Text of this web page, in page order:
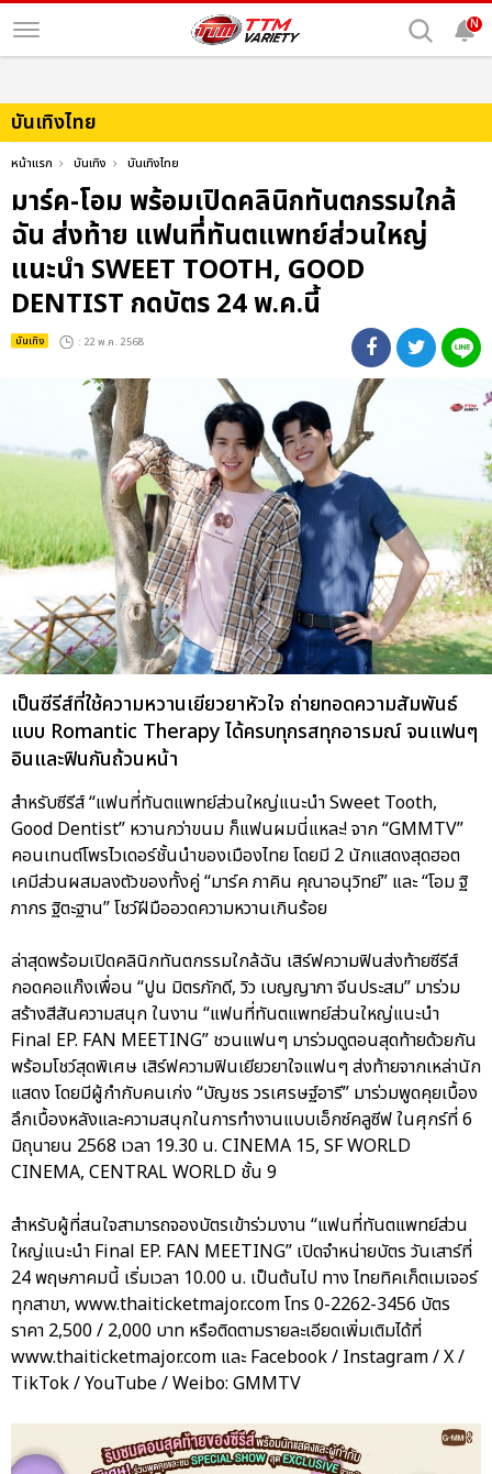
N
บันเทิงไทย
หน้าแรก บันเทิง บันเทิงไทย
มาร์ค-โอม พร้อมเปิดคลินิกทันตกรรมใกล้
ฉัน ส่งท้าย แฟนที่ทันตแพทย์ส่วนใหญ่
แนะนำ SWEET TOOTH, GOOD
DENTIST กดบัตร 24 พ.ค.นี้
บันเทิง : 22 พ.ค. 2568
เป็นซีรีส์ที่ใช้ความหวานเยียวยาหัวใจ ถ่ายทอดความสัมพันธ์
แบบ Romantic Therapy ได้ครบทุกรสทุกอารมณ์ จนแฟนๆ
อินและฟินกันถ้วนหน้า
สำหรับซีรีส์ “แฟนที่ทันตแพทย์ส่วนใหญ่แนะนำ Sweet Tooth,
Good Dentist” หวานกว่าขนม ก็แฟนผมนี่แหละ! จาก “GMMTV”
คอนเทนต์โพรไวเดอร์ชั้นนำของเมืองไทย โดยมี 2 นักแสดงสุดฮอต
เคมีส่วนผสมลงตัวของทั้งคู่ “มาร์ค ภาคิน คุณาอนุวิทย์” และ “โอม ฐิ
ภากร ฐิตะฐาน” โชว์ฝีมืออวดความหวานเกินร้อย
ล่าสุดพร้อมเปิดคลินิกทันตกรรมใกล้ฉัน เสิร์ฟความฟินส่งท้ายซีรีส์
กอดคอแก๊งเพื่อน “ปูน มิตรภักดี, วิว เบญญาภา จีนประสม” มาร่วม
สร้างสีสันความสนุก ในงาน “แฟนที่ทันตแพทย์ส่วนใหญ่แนะนำ
Final EP. FAN MEETING” ชวนแฟนๆ มาร่วมดูตอนสุดท้ายด้วยกัน
พร้อมโชว์สุดพิเศษ เสิร์ฟความฟินเยียวยาใจแฟนๆ ส่งท้ายจากเหล่านัก
แสดง โดยมีผู้กำกับคนเก่ง “บัญชร วรเศรษฐ์อารี” มาร่วมพูดคุยเบื้อง
ลึกเบื้องหลังและความสนุกในการทำงานแบบเอ็กซ์คลูซีฟ ในศุกร์ที่ 6
มิถุนายน 2568 เวลา 19.30 น. CINEMA 15, SF WORLD
CINEMA, CENTRAL WORLD ชั้น 9
สำหรับผู้ที่สนใจสามารถจองบัตรเข้าร่วมงาน “แฟนที่ทันตแพทย์ส่วน
ใหญ่แนะนำ Final EP. FAN MEETING” เปิดจำหน่ายบัตร วันเสาร์ที่
24 พฤษภาคมนี้ เริ่มเวลา 10.00 น. เป็นต้นไป ทาง ไทยทิคเก็ตเมเจอร์
ทุกสาขา, www.thaiticketmajor.com โทร 0-2262-3456 บัตร
ราคา 2,500 / 2,000 บาท หรือติดตามรายละเอียดเพิ่มเติมได้ที่
www.thaiticketmajor.com และ Facebook / Instagram / X /
TikTok / YouTube / Weibo: GMMTV